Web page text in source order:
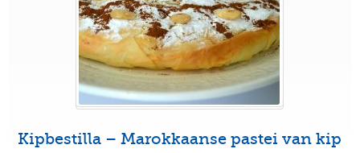
Kipbestilla – Marokkaanse pastei van kip